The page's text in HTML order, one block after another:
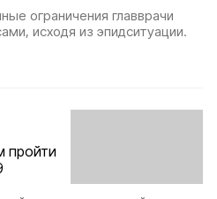
ограничения главврачи
исходя из эпидситуации.
пройти